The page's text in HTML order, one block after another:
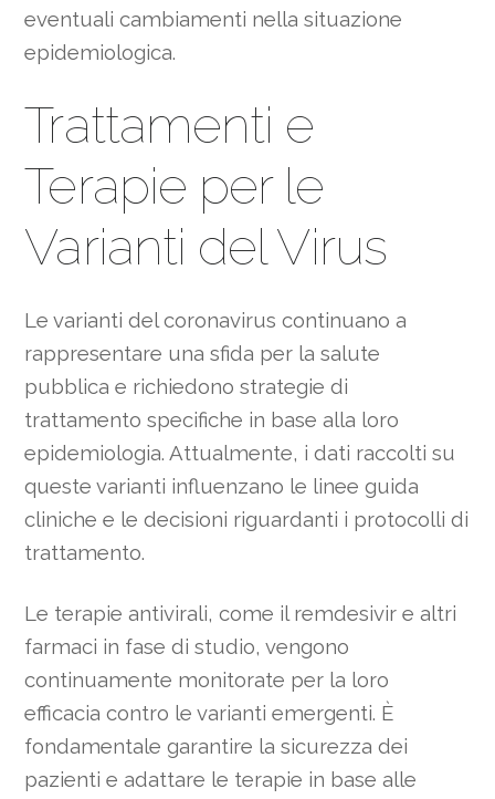
eventuali cambiamenti nella situazione
epidemiologica.
Trattamenti e
Terapie per le
Varianti del Virus
Le varianti del coronavirus continuano a
rappresentare una sfida per la salute
pubblica e richiedono strategie di
trattamento specifiche in base alla loro
epidemiologia. Attualmente, i dati raccolti su
queste varianti influenzano le linee guida
cliniche e le decisioni riguardanti i protocolli di
trattamento.
Le terapie antivirali, come il remdesivir e altri
farmaci in fase di studio, vengono
continuamente monitorate per la loro
efficacia contro le varianti emergenti. È
fondamentale garantire la sicurezza dei
pazienti e adattare le terapie in base alle